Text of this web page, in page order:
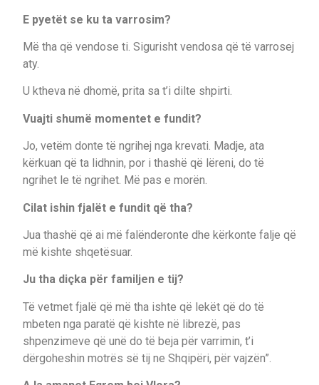
E pyetët se ku ta varrosim?
Më tha që vendose ti. Sigurisht vendosa që të varrosej
aty.
U ktheva në dhomë, prita sa t’i dilte shpirti.
Vuajti shumë momentet e fundit?
Jo, vetëm donte të ngrihej nga krevati. Madje, ata
kërkuan që ta lidhnin, por i thashë që lëreni, do të
ngrihet le të ngrihet. Më pas e morën.
Cilat ishin fjalët e fundit që tha?
Jua thashë që ai më falënderonte dhe kërkonte falje që
më kishte shqetësuar.
Ju tha diçka për familjen e tij?
Të vetmet fjalë që më tha ishte që lekët që do të
mbeten nga paratë që kishte në librezë, pas
shpenzimeve që unë do të beja për varrimin, t’i
dërgoheshin motrës së tij ne Shqipëri, për vajzën”.